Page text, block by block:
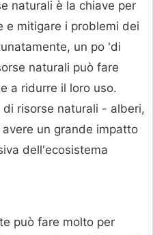
naturali è la chiave per
e mitigare i problemi dei
un po 'di
naturali può fare
a ridurre il loro uso.
risorse naturali - alberi,
un grande impatto
dell'ecosistema
può fare molto per